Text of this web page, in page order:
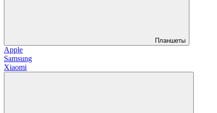
Планшеты
Apple
Samsung
Xiaomi